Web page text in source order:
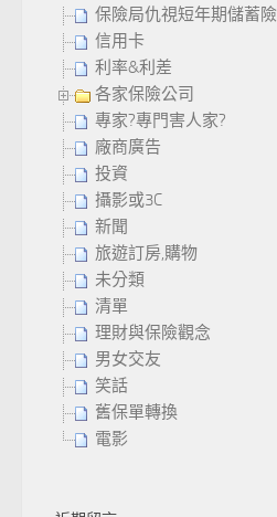
保險局仇視短年期儲蓄險
信用卡
利率&利差
各家保險公司
專家?專門害人家?
廠商廣告
投資
攝影或3C
新聞
旅遊訂房,購物
未分類
清單
理財與保險觀念
男女交友
笑話
舊保單轉換
電影